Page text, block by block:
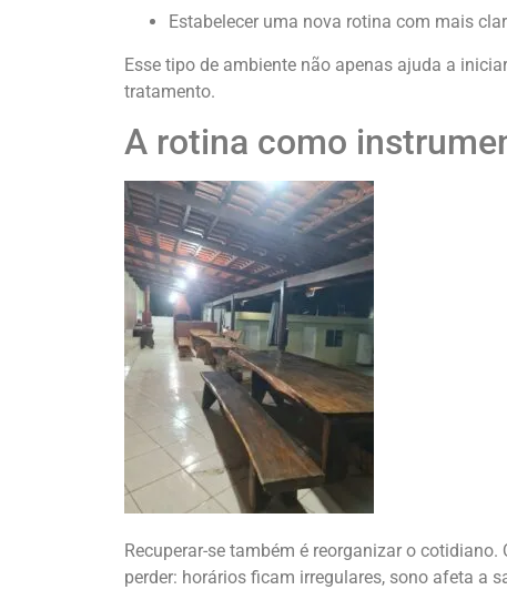
Estabelecer uma nova rotina com mais
Esse tipo de ambiente não apenas ajuda a
tratamento.
A rotina como
Recuperar-se também é reorganizar o
perder: horários ficam irregulares, sono afeta a